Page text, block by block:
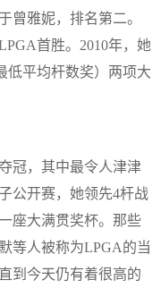
曾雅妮，排名第二。
首胜。2010年，她
低平均杆数奖）两项大
冠，其中最令人津津
公开赛，她领先4杆战
座大满贯奖杯。那些
等人被称为LPGA的当
到今天仍有着很高的